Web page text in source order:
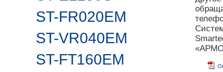
ST-FR020EM
ST-VR040EM
ST-FT160EM